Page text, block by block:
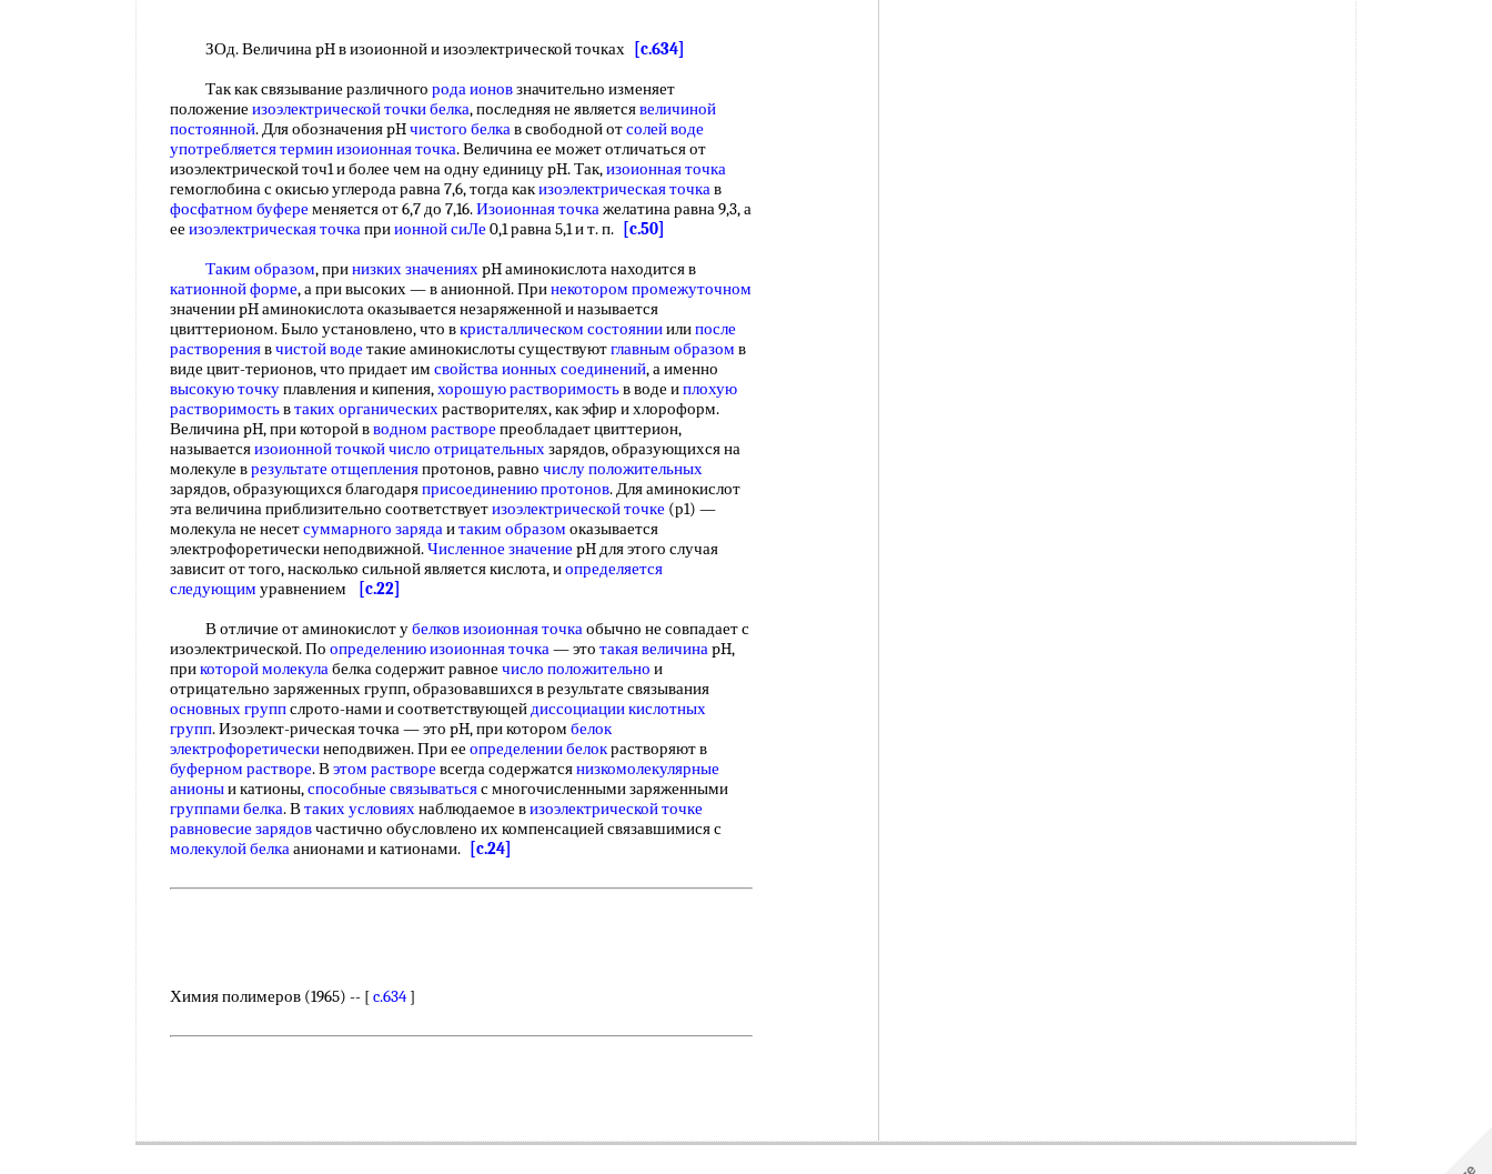
ЗОд. Величина pH в изоионной и изоэлектрической точках
[c.634]
Так как связывание различного рода ионовзначительно изменяет
положение изоэлектрической точки белка, последняя не являетсявеличиной
постоянной. Для обозначения pHчистого белкав свободной отсолей воде
употребляется терминизоионная точка. Величина ее может отличаться от
изоэлектрической точ1 и более чем на одну единицу pH. Так,изоионная точка
гемоглобина с окисью углерода равна 7,6, тогда какизоэлектрическая точкав
фосфатном буфере меняется от 6,7 до 7,16.Изоионная точкажелатина равна 9,3, а
ее изоэлектрическая точкаприионной сиЛе 0,1 равна 5,1 и т. п.
[c.50]
Таким образом, принизких значенияхpH аминокислота находится в
катионной форме, а при высоких — в анионной. Принекотором промежуточном
значении pH аминокислота оказывается незаряженной и называется
цвиттерионом. Было установлено, что вкристаллическом состоянииилипосле
растворениявчистой воде такие аминокислоты существуютглавным образом в
виде цвит-терионов, что придает им свойства ионных соединений, а именно
высокую точкуплавления и кипения,хорошую растворимостьв воде иплохую
растворимостьвтаких органическихрастворителях, как эфир и хлороформ.
Величина pH, при которой вводном растворе преобладает цвиттерион,
называетсяизоионной точкойчисло отрицательныхзарядов, образующихся на
молекуле врезультате отщепленияпротонов, равно числу положительных
зарядов, образующихся благодаряприсоединению протонов. Для аминокислот
эта величина приблизительно соответствуетизоэлектрической точке (р1) —
молекула не несетсуммарного зарядаитаким образом оказывается
электрофоретически неподвижной.Численное значение pH для этого случая
зависит от того, насколько сильной является кислота, иопределяется
следующим уравнением
[c.22]
В отличие от аминокислот убелков изоионная точкаобычно не совпадает с
изоэлектрической. По определению изоионная точка— это такая величинаpH,
прикоторой молекулабелка содержит равное число положительно и
отрицательно заряженных групп, образовавшихся в результате связывания
основных группслрото-нами и соответствующейдиссоциации кислотных
групп. Изоэлект-рическая точка — это pH, при котором белок
электрофоретическинеподвижен. При ее определении белокрастворяют в
буферном растворе. Вэтом растворе всегда содержатсянизкомолекулярные
анионыи катионы,способные связыватьсяс многочисленными заряженными
группами белка. Втаких условияхнаблюдаемое визоэлектрической точке
равновесие зарядовчастично обусловлено их компенсацией связавшимися с
молекулой белкаанионами и катионами. [c.24]
Химия полимеров (1965) -- [c.634 ]